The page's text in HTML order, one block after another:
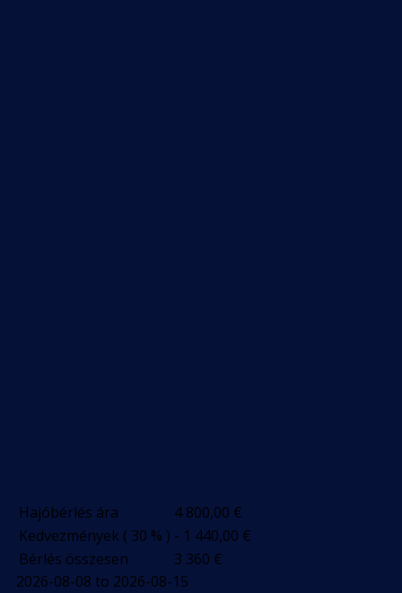
Hajóbérlés ára 4 800,00 €
Kedvezmények ( 30 % ) - 1 440,00 €
Bérlés összesen
3 360 €
2026-08-08 to 2026-08-15